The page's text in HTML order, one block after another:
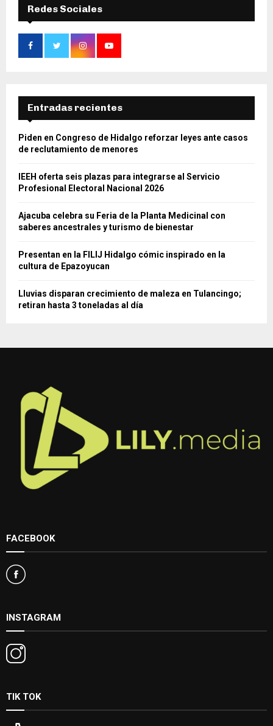
Redes Sociales
Entradas recientes
Piden en Congreso de Hidalgo reforzar leyes ante casos
de reclutamiento de menores
IEEH oferta seis plazas para integrarse al Servicio
Profesional Electoral Nacional 2026
Ajacuba celebra su Feria de la Planta Medicinal con
saberes ancestrales y turismo de bienestar
Presentan en la FILIJ Hidalgo cómic inspirado en la
cultura de Epazoyucan
Lluvias disparan crecimiento de maleza en Tulancingo;
retiran hasta 3 toneladas al día
FACEBOOK
INSTAGRAM
TIK TOK